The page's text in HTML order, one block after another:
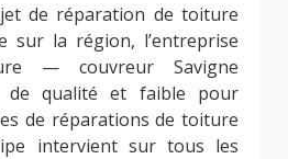
de réparation de toiture
sur la région, l’entreprise
— couvreur Savigne
qualité et faible pour
de réparations de toiture
intervient sur tous les